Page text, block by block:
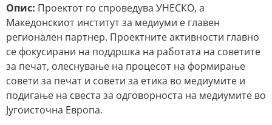
Опис: Проектот го спроведува УНЕСКО, а
Македонскиот институт за медиуми е главен
регионален партнер. Проектните активности главно
се фокусирани на поддршка на работата на советите
за печат, олеснување на процесот на формирање
совети за печат и совети за етика во медиумите и
подигање на свеста за одговорноста на медиумите во
Југоисточна Европа.